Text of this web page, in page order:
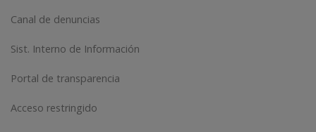
Canal de denuncias
Sist. Interno de Información
Portal de transparencia
Acceso restringido